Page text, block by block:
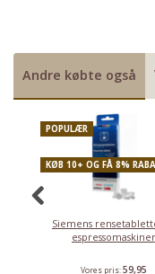
Andre købte også
POPULÆR
KØB 10+ OG FÅ 8%
Siemens
espressomaskiner
Vores pris:59,95